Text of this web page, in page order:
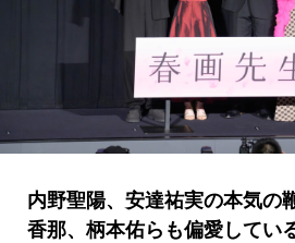
内野聖陽、安達祐実の本気の
香那、柄本佑らも偏愛してい